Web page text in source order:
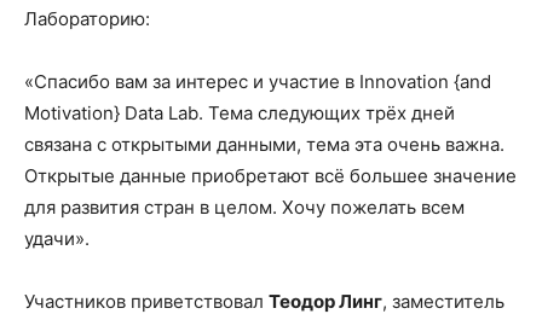
Лабораторию:
«Спасибо вам за интерес и участие в Innovation {and
Motivation} Data Lab. Тема следующих трёх дней
связана с открытыми данными, тема эта очень важна.
Открытые данные приобретают всё большее значение
для развития стран в целом. Хочу пожелать всем
удачи».
Участников приветствовал Теодор Линг, заместитель